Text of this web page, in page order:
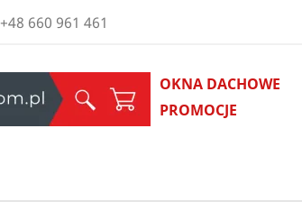
+48 660 961 461
OKNA DACHOWE
PROMOCJE